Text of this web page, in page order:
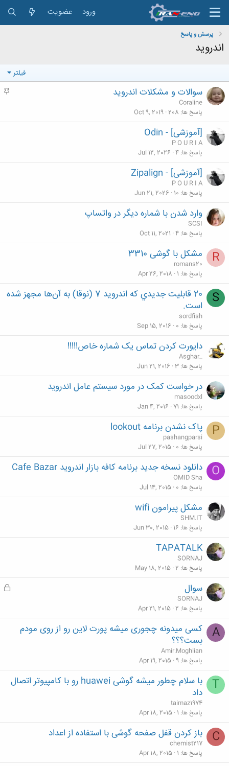
ورود عضویت
پرسش و پاسخ
اندروید
فیلتر
م
سوالات و مشكلات اندرويد
Coraline
پاسخ ها 208
Oct 9, 2019
[آموزشی] - Odin
P O U R I A
پاسخ ها 4
Jul 12, 2026
[آموزشی] - Zipalign
P O U R I A
پاسخ ها 10
Jun 21, 2026
وارد شدن با شماره دیگر در واتساپ
SCSI
پاسخ ها 4
Oct 11, 2021
R مشکل با گوشی 3310
romans20
پاسخ ها 1
Apr 26, 2018
S
20 قابليت جديدي که اندرويد 7 (نوقا) به آن‌ها مجهز شده
است.
sordfish
پاسخ ها 0
Sep 15, 2016
دایورت کردن تماس یک شماره خاص!!!!!
Asghar_
پاسخ ها 3
Jun 21, 2016
در خواست کمک در مورد سیستم عامل اندروید
masoodxl
پاسخ ها 71
Jan 4, 2016
P پاک نشدن برنامه lookout
pashangparsi
پاسخ ها 0
Jul 27, 2015
O دانلود نسخه جدید برنامه کافه بازار اندروید Cafe Bazar
OMID Sha
پاسخ ها 0
Jul 14, 2015
مشکل پیرامون wifi
SHM.IT
پاسخ ها 16
Jun 30, 2015
TAPATALK
SORNAJ
پاسخ ها 2
May 18, 2015
ق
سوال
SORNAJ
پاسخ ها 2
Apr 21, 2015
A
کسی میدونه چجوری میشه پورت لاین رو از روی مودم
بست؟؟؟
Amir.Moghlian
پاسخ ها 9
Apr 19, 2015
T
با سلام چطور میشه گوشی huawei رو با کامپیوتر اتصال
داد
taimaz1974
پاسخ ها 1
Apr 18, 2015
C باز کردن قفل صفحه گوشی با استفاده از اعداد
chemist217
پاسخ ها 1
Apr 18, 2015